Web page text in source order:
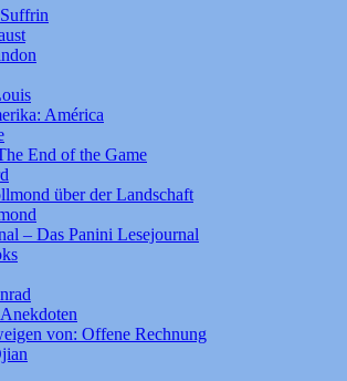
América
End of the Game
über der Landschaft
– Das Panini Lesejournal
von: Offene Rechnung